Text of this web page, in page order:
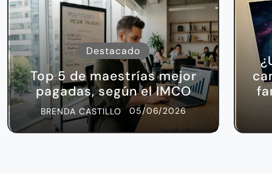
Destacado
Top 5 de maestrías mejor
pagadas, según el IMCO
BRENDA CASTILLO 05/06/2026